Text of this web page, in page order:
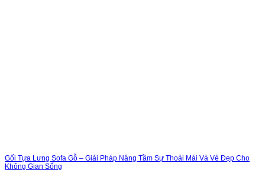
Gối Tựa Lưng Sofa Gỗ – Giải Pháp Nâng Tầm Sự Thoải Mái Và Vẻ Đẹp Cho
Không Gian Sống